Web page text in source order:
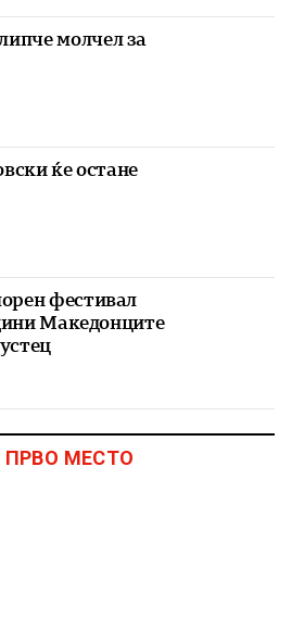
молчел за
ќе остане
фестивал
Македонците
ПРВО МЕСТО